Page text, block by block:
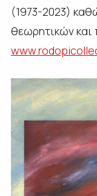
(1973-2023)
θεωρητικών και